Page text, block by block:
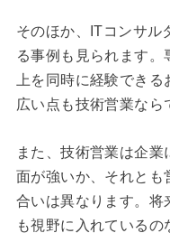
そのほか、ITコンサル
る事例も見られます。
上を同時に経験でき
広い点も技術営業なら
また、技術営業は企
面が強いか、それとも
合いは異なります。将
も視野に入れている